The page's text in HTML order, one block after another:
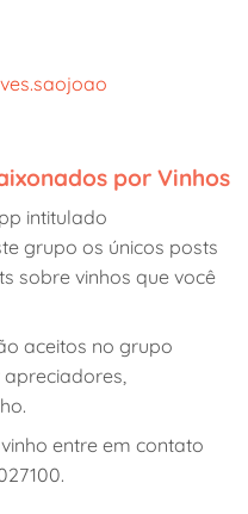
por Vinhos
intitulado
grupo os únicos posts
sobre vinhos que você
aceitos no grupo
entre em contato